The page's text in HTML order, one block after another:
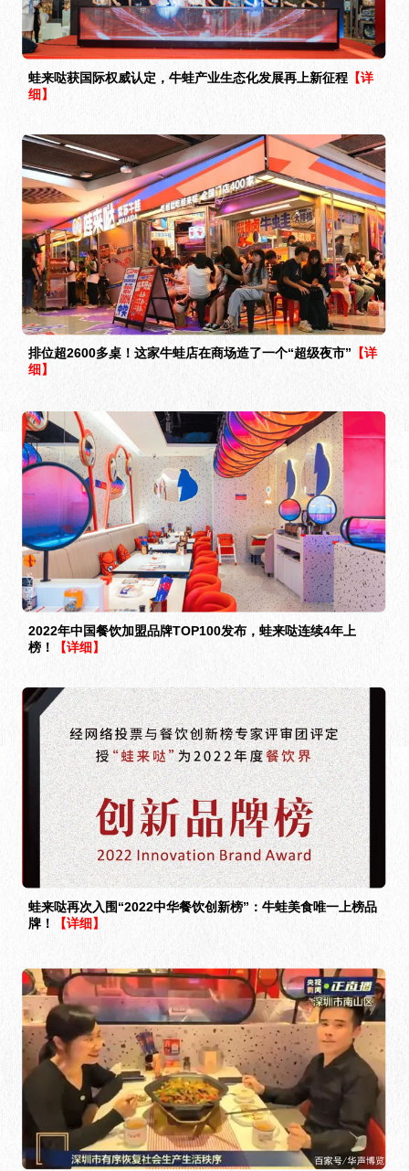
蛙来哒获国际权威认定，牛蛙产业生态化发展再上新征程 【详
细】
排位超2600多桌！这家牛蛙店在商场造了一个“超级夜市” 【详
细】
2022年中国餐饮加盟品牌TOP100发布，蛙来哒连续4年上
榜！
【详细】
蛙来哒再次入围“2022中华餐饮创新榜”：牛蛙美食唯一上榜品
牌！
【详细】